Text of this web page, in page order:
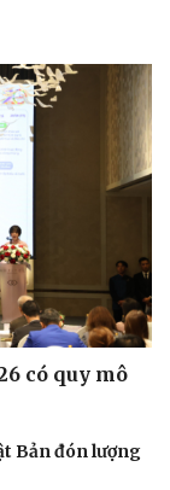
có quy mô
Bản đón lượng